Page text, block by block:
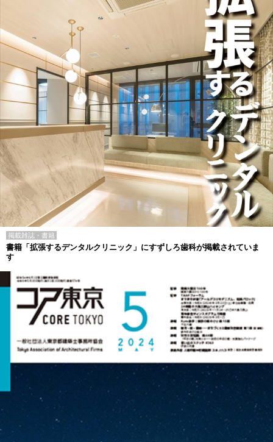
掲載雑誌・書籍
書籍「拡張するデンタルクリニック」にすずしろ歯科が掲載されていま
す